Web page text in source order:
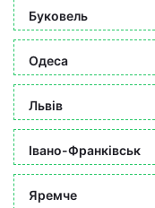
Буковель
Одеса
Львів
Івано-Франківськ
Яремче